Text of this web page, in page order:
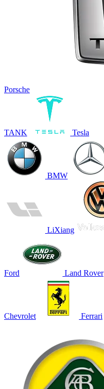
Porsche
TANK Tesla
BMW
LiXiang
Ford Land Rover
Chevrolet Ferrari